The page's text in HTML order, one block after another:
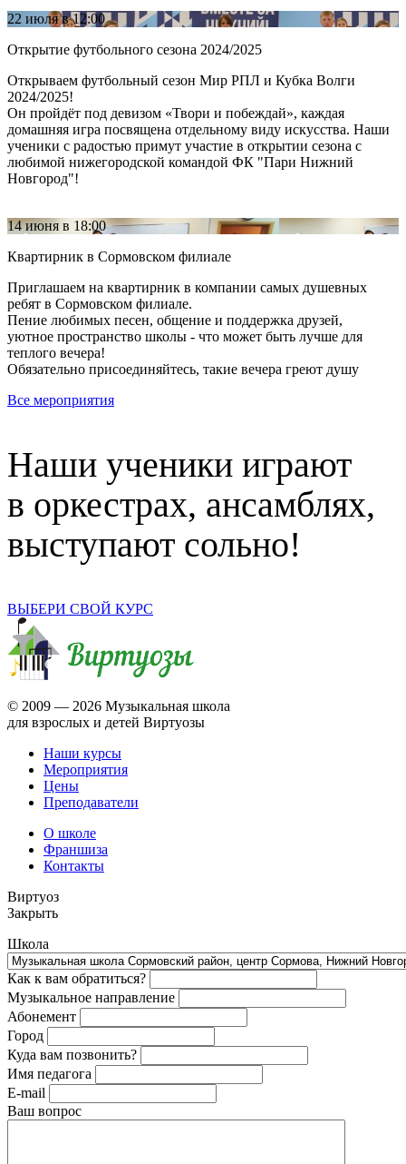
22 июляв 12:00
Открытие футбольного сезона 2024/2025
Открываем футбольный сезон Мир РПЛ и Кубка Волги
2024/2025!
Он пройдёт под девизом «Твори и побеждай», каждая
домашняя игра посвящена отдельному виду искусства. Наши
ученики с радостью примут участие в открытии сезона с
любимой нижегородской командой ФК "Пари Нижний
Новгород"!
14 июня в 18:00
Квартирник в Сормовском филиале
Приглашаем на квартирник в компании самых душевных
ребят в Сормовском филиале.
Пение любимых песен, общение и поддержка друзей,
уютное пространство школы - что может быть лучше для
теплого вечера!
Обязательно присоединяйтесь, такие вечера греют душу
Все мероприятия
Наши ученики играют
в оркестрах, ансамблях,
выступают сольно!
ВЫБЕРИ СВОЙ КУРС
© 2009 — 2026 Музыкальная школа
для взрослых и детей Виртуозы
Наши курсы
Мероприятия
Цены
Преподаватели
О школе
Франшиза
Контакты
Виртуоз
Закрыть
Школа
Как к вам обратиться?
Музыкальное направление
Абонемент
Город
Куда вам позвонить?
Имя педагога
E-mail
Ваш вопрос